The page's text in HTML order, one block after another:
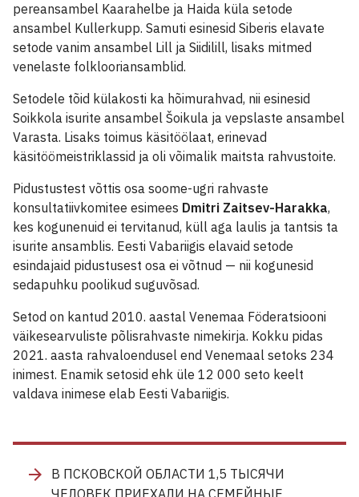
pereansambel Kaarahelbe ja Haida küla setode
ansambel Kullerkupp. Samuti esinesid Siberis elavate
setode vanim ansambel Lill ja Siidilill, lisaks mitmed
venelaste folklooriansamblid.
Setodele tõid külakosti ka hõimurahvad, nii esinesid
Soikkola isurite ansambel Šoikula ja vepslaste ansambel
Varasta. Lisaks toimus käsitöölaat, erinevad
käsitöömeistriklassid ja oli võimalik maitsta rahvustoite.
Pidustustest võttis osa soome-ugri rahvaste
konsultatiivkomitee esimees Dmitri Zaitsev-Harakka,
kes kogunenuid ei tervitanud, küll aga laulis ja tantsis ta
isurite ansamblis. Eesti Vabariigis elavaid setode
esindajaid pidustusest osa ei võtnud — nii kogunesid
sedapuhku poolikud suguvõsad.
Setod on kantud 2010. aastal Venemaa Föderatsiooni
väikesearvuliste põlisrahvaste nimekirja. Kokku pidas
2021. aasta rahvaloendusel end Venemaal setoks 234
inimest. Enamik setosid ehk üle 12 000 seto keelt
valdava inimese elab Eesti Vabariigis.
В ПСКОВСКОЙ ОБЛАСТИ 1,5 ТЫСЯЧИ
ЧЕЛОВЕК ПРИЕХАЛИ НА СЕМЕЙНЫЕ